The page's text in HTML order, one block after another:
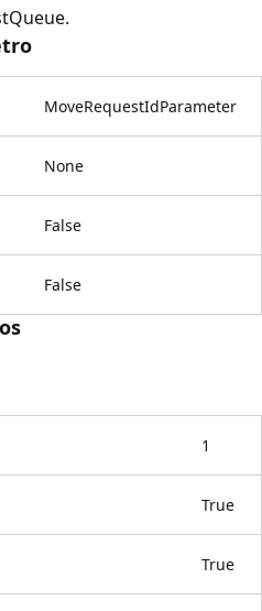
MoveRequestIdParameter
None
False
False
1
True
True